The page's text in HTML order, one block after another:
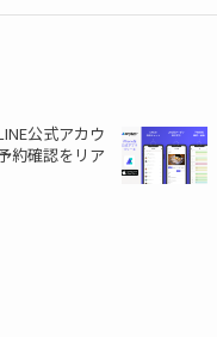
公式アカウ
約確認をリア